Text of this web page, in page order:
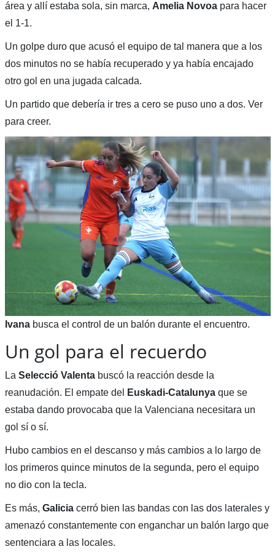
área y allí estaba sola, sin marca, Amelia Novoa para hacer
el 1-1.
Un golpe duro que acusó el equipo de tal manera que a los
dos minutos no se había recuperado y ya había encajado
otro gol en una jugada calcada.
Un partido que debería ir tres a cero se puso uno a dos. Ver
para creer.
Ivanabusca el control de un balón durante el encuentro.
Un gol para el recuerdo
La Selecció Valentabuscó la reacción desde la
reanudación. El empate del
Euskadi-Catalunyaque se
estaba dando provocaba que la Valenciana necesitara un
gol sí o sí.
Hubo cambios en el descanso y más cambios a lo largo de
los primeros quince minutos de la segunda, pero el equipo
no dio con la tecla.
Es más, Galiciacerró bien las bandas con las dos laterales y
amenazó constantemente con enganchar un balón largo que
sentenciara a las locales.